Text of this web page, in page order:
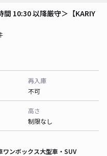
間 10:30 以降厳守＞【KARIY
再入庫
不可
高さ
制限なし
ワンボックス大型車・SUV